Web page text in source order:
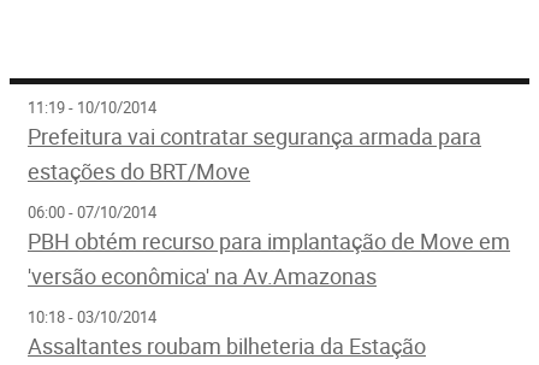
11:19 - 10/10/2014
Prefeitura vai contratar segurança armada para
estações do BRT/Move
06:00 - 07/10/2014
PBH obtém recurso para implantação de Move em
'versão econômica' na Av.Amazonas
10:18 - 03/10/2014
Assaltantes roubam bilheteria da Estação